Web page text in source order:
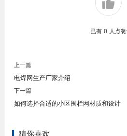
已有 0 人点赞
上一篇
电焊网生产厂家介绍
下一篇
如何选择合适的小区围栏网材质和设计
猜你喜欢